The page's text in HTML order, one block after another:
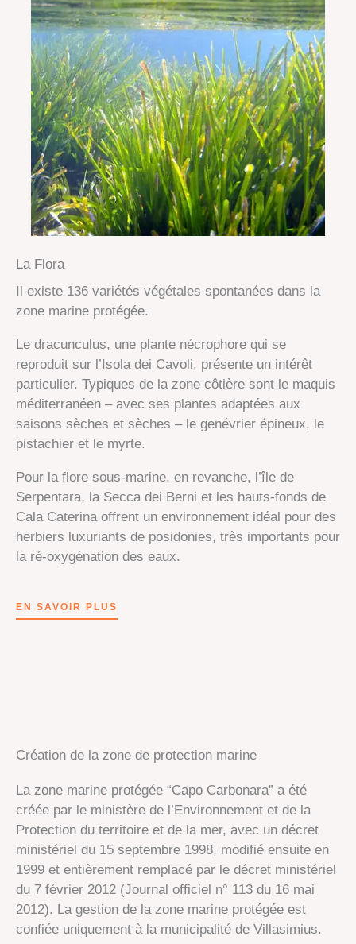
La Flora
Il existe 136 variétés végétales spontanées dans la
zone marine protégée.
Le dracunculus, une plante nécrophore qui se
reproduit sur l’Isola dei Cavoli, présente un intérêt
particulier. Typiques de la zone côtière sont le maquis
méditerranéen – avec ses plantes adaptées aux
saisons sèches et sèches – le genévrier épineux, le
pistachier et le myrte.
Pour la flore sous-marine, en revanche, l’île de
Serpentara, la Secca dei Berni et les hauts-fonds de
Cala Caterina offrent un environnement idéal pour des
herbiers luxuriants de posidonies, très importants pour
la ré-oxygénation des eaux.
EN SAVOIR PLUS
Création de la zone de protection marine
La zone marine protégée “Capo Carbonara” a été
créée par le ministère de l’Environnement et de la
Protection du territoire et de la mer, avec un décret
ministériel du 15 septembre 1998, modifié ensuite en
1999 et entièrement remplacé par le décret ministériel
du 7 février 2012 (Journal officiel n° 113 du 16 mai
2012). La gestion de la zone marine protégée est
confiée uniquement à la municipalité de Villasimius.